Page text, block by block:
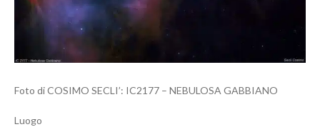
Foto di COSIMO SECLI’: IC2177 – NEBULOSA GABBIANO
Luogo